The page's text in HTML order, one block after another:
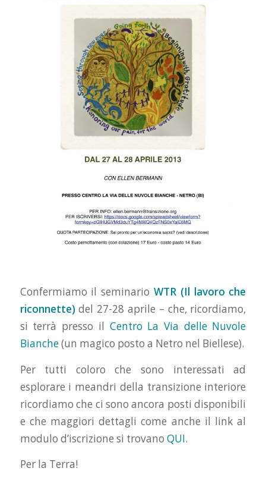
Confermiamo il seminario WTR (Il lavoro che
riconnette) del 27-28 aprile – che, ricordiamo,
si terrà presso il Centro La Via delle Nuvole
Bianche(un magico posto a Netro nel Biellese).
Per tutti coloro che sono interessati ad
esplorare i meandri della transizione interiore
ricordiamo che ci sono ancora posti disponibili
e che maggiori dettagli come anche il link al
modulo d’iscrizione si trovano QUI.
Per la Terra!